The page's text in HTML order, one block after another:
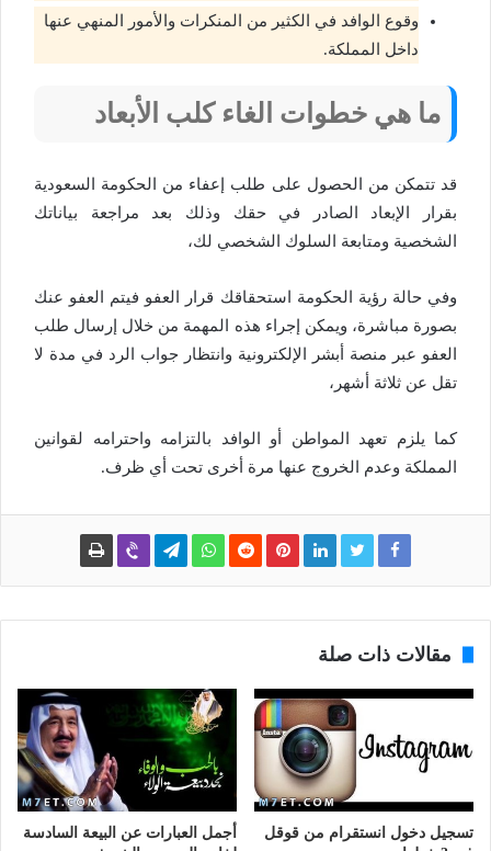
وقوع الوافد في الكثير من المنكرات والأمور المنهي عنها
داخل المملكة.
ما هي خطوات الغاء كلب الأبعاد
قد تتمكن من الحصول على طلب إعفاء من الحكومة السعودية
بقرار الإبعاد الصادر في حقك وذلك بعد مراجعة بياناتك
الشخصية ومتابعة السلوك الشخصي لك،
وفي حالة رؤية الحكومة استحقاقك قرار العفو فيتم العفو عنك
بصورة مباشرة، ويمكن إجراء هذه المهمة من خلال إرسال طلب
العفو عبر منصة أبشر الإلكترونية وانتظار جواب الرد في مدة لا
تقل عن ثلاثة أشهر،
كما يلزم تعهد المواطن أو الوافد بالتزامه واحترامه لقوانين
المملكة وعدم الخروج عنها مرة أخرى تحت أي ظرف.
مقالات ذات صلة
تسجيل دخول انستقرام من قوقل
أجمل العبارات عن البيعة السادسة